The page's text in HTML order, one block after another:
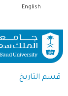
إلى
المحتوى
الرئيسي
English
قسم التاريخ